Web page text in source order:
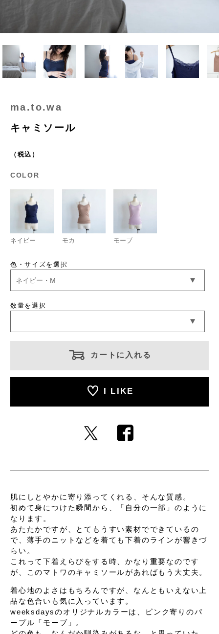
ma.to.wa
キャミソール
（税込）
COLOR
ネイビー モカ モーブ
色・サイズを選択
数量を選択
カートに入れる
I LIKE
肌にしとやかに寄り添ってくれる、 そんな質感。
初めて身につけた瞬間から、
「自分の一部」のように
なります。
あたたかですが、 とてもうすい素材でできているの
で、 薄手のニットなどを着ても下着のラインが響きづ
らい。
これって下着えらびをする時、かなり重要なのです
が、
このマトワのキャミソールがあればもう大丈夫。
着心地のよさはもちろんですが、 なんともいえない上
品な色合いも気に入っています。
weeksdaysのオリジナルカラーは、
ピンク寄りのパ
ープル「モーブ」。